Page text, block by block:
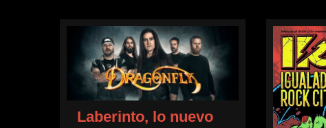
Laberinto, lo nuevo